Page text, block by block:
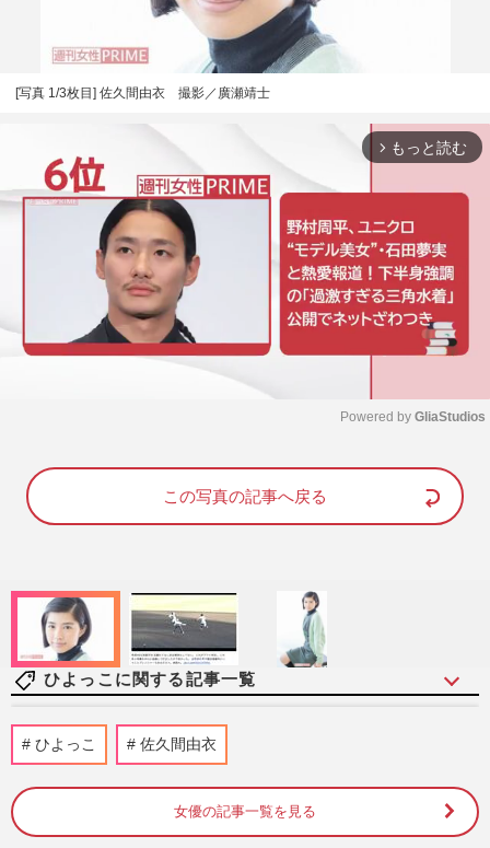
[写真 1/3枚目] 佐久間由衣 撮影／廣瀬靖士
arrow_forward_ios もっと読む
e
Powered by GliaStudios
この写真の記事へ戻る
ひよっこに関する記事一覧
NHK朝ドラ『ひよっこ』9年ぶりの再放送
に有村架純も歓喜のコメント！『あまちゃ
週刊女性PRIME 2026/8/4
ひよっこ 佐久間由衣
女優の記事一覧を見る